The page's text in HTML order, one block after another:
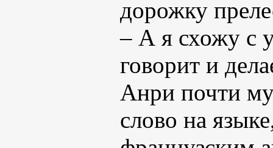
дорожку
– А я схожу с
говорит и
Анри почти
слово на